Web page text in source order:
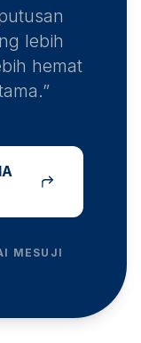
lebih
hemat
MESUJI